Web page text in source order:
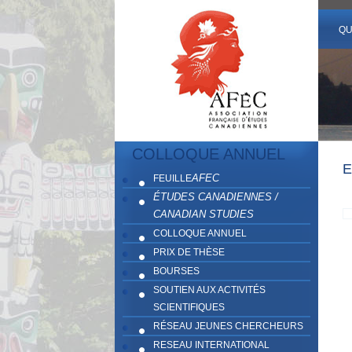
COLLOQUE ANNUEL
FEUILLEAFEC
ÉTUDES CANADIENNES /
CANADIAN STUDIES
COLLOQUE ANNUEL
PRIX DE THÈSE
BOURSES
SOUTIEN AUX ACTIVITÉS
SCIENTIFIQUES
RÉSEAU JEUNES CHERCHEURS
RESEAU INTERNATIONAL